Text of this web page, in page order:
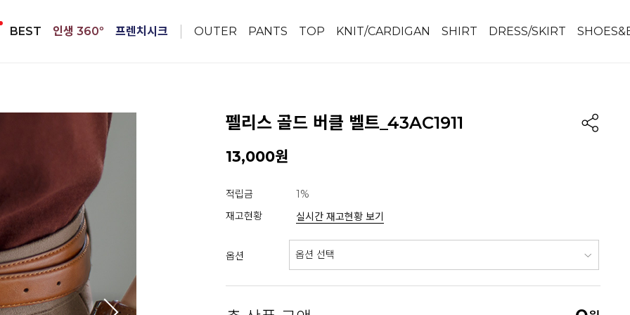
BEST 인생 360º 프렌치시크 OUTER PANTS TOP KNIT/CARDIGAN SHIRT DRESS/SKIRT
펠리스 골드 버클 벨트_43AC1911
13,000원
적립금
1%
재고현황
실시간 재고현황 보기
옵션